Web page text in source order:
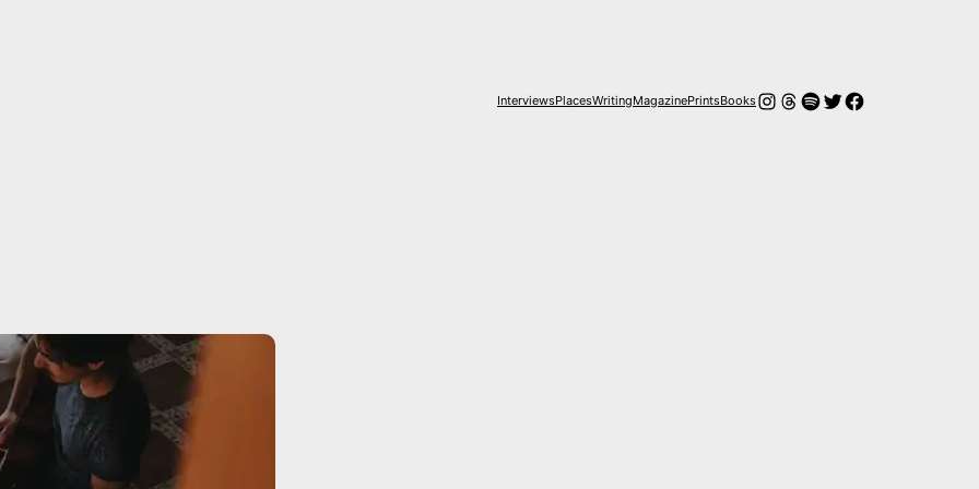
InterviewsPlacesWritingMagazinePrintsBooksInstagram
Threads
Spotify
Twitter
Facebook